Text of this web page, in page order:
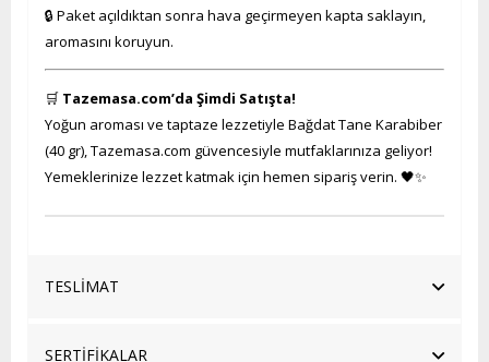
🔒 Paket açıldıktan sonra hava geçirmeyen kapta saklayın,
aromasını koruyun.
🛒 Tazemasa.com’da Şimdi Satışta!
Yoğun aroması ve taptaze lezzetiyle Bağdat Tane Karabiber
(40 gr), Tazemasa.com güvencesiyle mutfaklarınıza geliyor!
Yemeklerinize lezzet katmak için hemen sipariş verin. 🖤✨
TESLİMAT
SERTİFİKALAR